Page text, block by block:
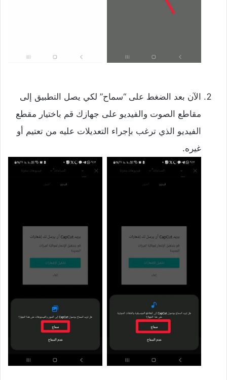
الآن بعد الضغط على “سماح” لكي يصل التطبيق إلى
مقاطع الصوت والفيديو على جهازك قم باختيار مقطع
الفيديو الذي ترغب بإجراء التعديلات عليه من تعتيم أو
غيره.